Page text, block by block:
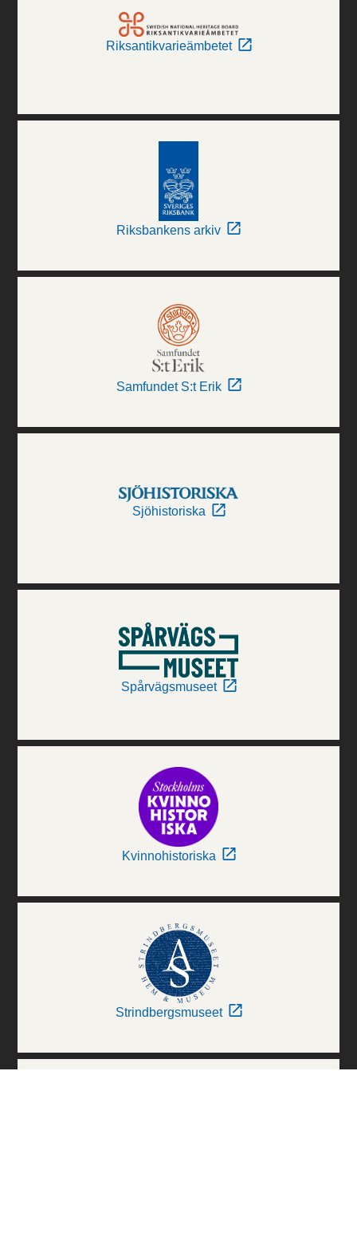
Riksantikvarieämbetet
Riksbankens arkiv
Samfundet S:t Erik
Sjöhistoriska
Spårvägsmuseet
Kvinnohistoriska
Strindbergsmuseet